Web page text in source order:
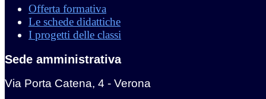
Offerta formativa
Le schede didattiche
I progetti delle classi
Sede amministrativa
Via Porta Catena, 4 - Verona